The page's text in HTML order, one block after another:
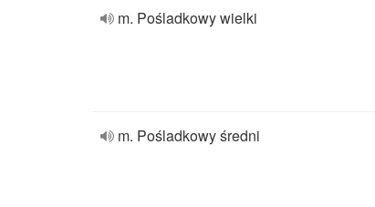
m. Pośladkowy wielki
m. Pośladkowy średni